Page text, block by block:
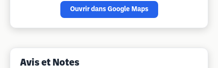
Ouvrir dans Google Maps
Avis et Notes